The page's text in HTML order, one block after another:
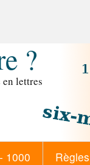
?
lettres
1000 Règles